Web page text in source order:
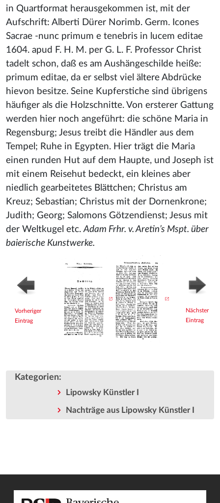
in Quartformat herausgekommen ist, mit der
Aufschrift: Alberti Dürer Norimb. Germ. Icones
Sacrae -nunc primum e tenebris in lucem editae
1604. apud F. H. M. per G. L. F. Professor Christ
tadelt schon, daß es am Aushängeschilde heiße:
primum editae, da er selbst viel ältere Abdrücke
hievon besitze. Seine Kupferstiche sind übrigens
häufiger als die Holzschnitte. Von ersterer Gattung
werden hier noch angeführt: die schöne Maria in
Regensburg; Jesus treibt die Händler aus dem
Tempel; Ruhe in Egypten. Hier trägt die Maria
einen runden Hut auf dem Haupte, und Joseph ist
mit einem Reisehut bedeckt, ein kleines aber
niedlich gearbeitetes Blättchen; Christus am
Kreuz; Sebastian; Christus mit der Dornenkrone;
Judith; Georg; Salomons Götzendienst; Jesus mit
der Weltkugel etc.Adam Frhr. v. Aretin’s Mspt. über
baierische Kunstwerke.
Vorheriger
Eintrag
Nächster
Eintrag
Kategorien:
Lipowsky Künstler I
Nachträge aus Lipowsky Künstler I